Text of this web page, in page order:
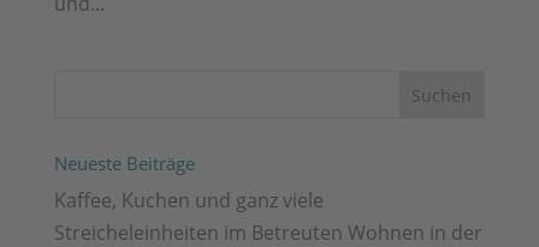
Neueste Beiträge
Kaffee, Kuchen und ganz viele
Streicheleinheiten im Betreuten Wohnen in der